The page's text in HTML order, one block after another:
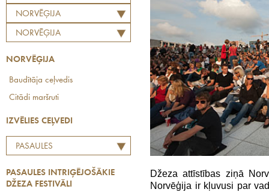
NORVĒĢIJA
NORVĒĢIJA
NORVĒĢIJA
Baudītāja ceļvedis
Citādi maršruti
IZVĒLIES CEĻVEDI
PASAULES
FESTIVĀLI
PASAULES INTRIĢĒJOŠĀKIE
DŽEZA FESTIVĀLI
Džeza attīstības ziņā
Norvēģija ir kļuvusi par